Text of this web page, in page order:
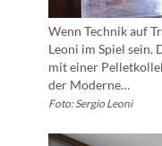
Wenn Technik auf
Leoni im Spiel
mit einer
der Moderne…
Foto: Sergio Leoni